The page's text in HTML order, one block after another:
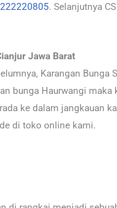
. Selanjutnya
Jawa Barat
Karangan Bunga
bunga Haurwangi maka
ke dalam jangkauan
di toko online kami.